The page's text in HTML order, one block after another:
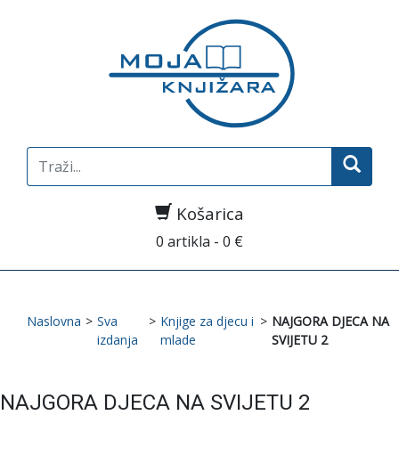
Search
for:
Košarica
0 artikla - 0 €
Naslovna > Sva
izdanja
> Knjige za djecu i
mlade
> NAJGORA DJECA NA
SVIJETU 2
NAJGORA DJECA NA SVIJETU 2